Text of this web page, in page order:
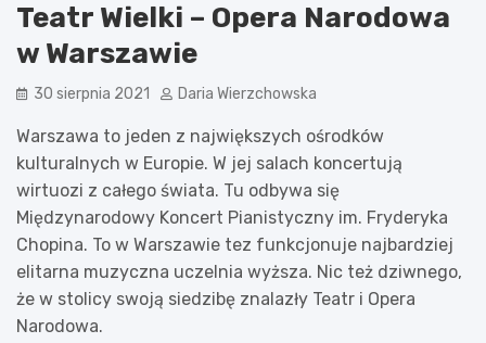
Teatr Wielki – Opera Narodowa
w Warszawie
30 sierpnia 2021 Daria Wierzchowska
Warszawa to jeden z największych ośrodków
kulturalnych w Europie. W jej salach koncertują
wirtuozi z całego świata. Tu odbywa się
Międzynarodowy Koncert Pianistyczny im. Fryderyka
Chopina. To w Warszawie tez funkcjonuje najbardziej
elitarna muzyczna uczelnia wyższa. Nic też dziwnego,
że w stolicy swoją siedzibę znalazły Teatr i Opera
Narodowa.